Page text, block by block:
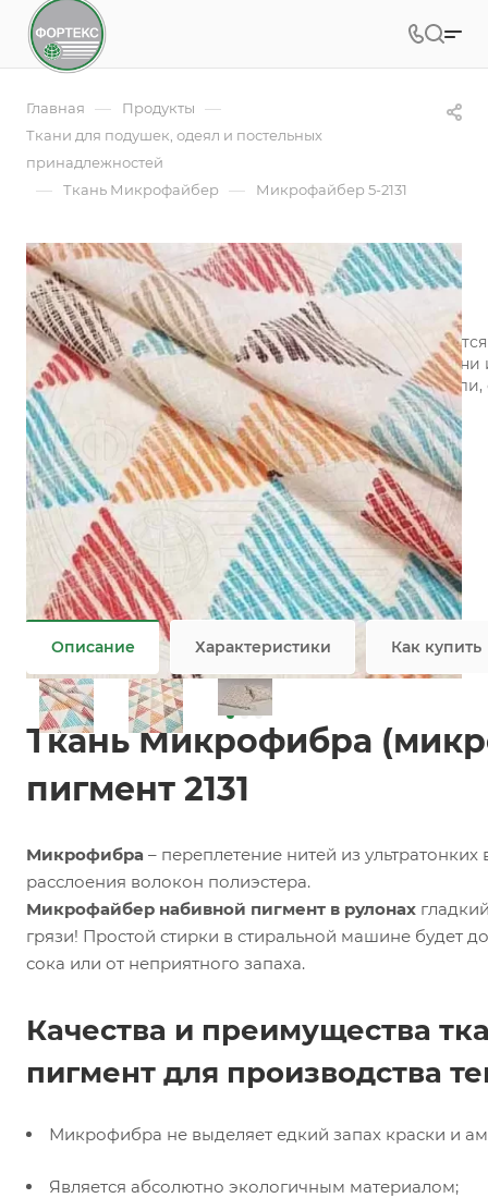
Главная — Продукты —
Ткани для подушек, одеял и постельных
принадлежностей
— Ткань Микрофайбер — Микрофайбер 5-2131
Микрофайбер 5-2131
Арт.5BJ-2131
Микрофайбер (микрофибра) набивной
технология обеспечивает воздухопроницаемость
микрофибры «контролируют» микроклимат на
сохраняя одновременно тепло и свежесть.
Подробности
Заказать
Задать вопрос
Ткань микрофайбер оптом / мелким оптом
Не является публичной офертой
Описание Характеристики Как купить
Ткань Микрофибра
пигмент 2131
Микрофибра – переплетение нитей из
расслоения волокон полиэстера.
Микрофайбер набивной пигмент в рулонах
грязи! Простой стирки в стиральной машине будет
сока или от неприятного запаха.
Качества и преимущества
пигмент для производства
Микрофибра не выделяет едкий запах краски и
Является абсолютно экологичным материалом;